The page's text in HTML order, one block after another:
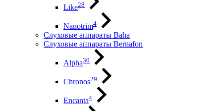
Like28
Nanotrim4
Слуховые аппараты Baha
Слуховые аппараты Bernafon
Alpha30
Chronos29
Encanta4